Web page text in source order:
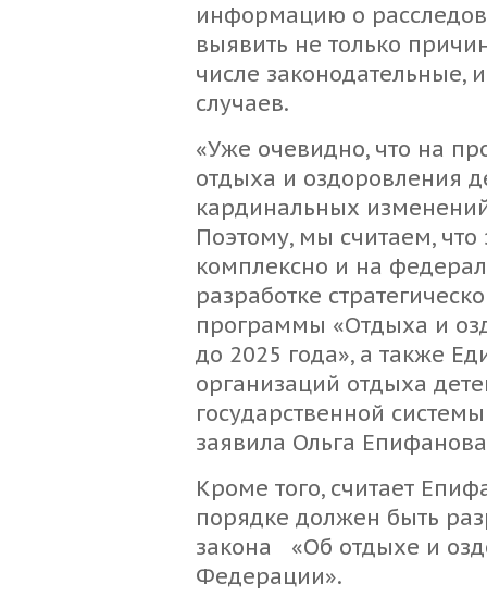
информацию о
выявить не только
числе законодательные,
случаев.
«Уже очевидно, что на
отдыха и оздоровления
кардинальных
Поэтому, мы считаем,
комплексно и на
разработке
программы «Отдыха и
до 2025 года», а также
организаций отдыха
государственной
заявила Ольга
Кроме того, считает
порядке должен быть
закона «Об отдыхе и
Федерации».